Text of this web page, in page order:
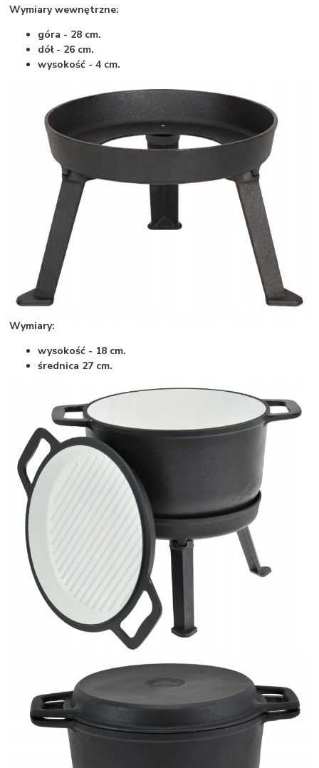
Wymiary wewnętrzne:
góra - 28 cm.
dół - 26 cm.
wysokość - 4 cm.
Wymiary:
wysokość - 18 cm.
średnica 27 cm.